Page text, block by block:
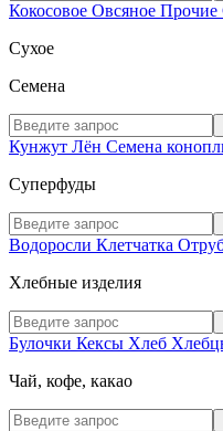
Кокосовое Овсяное Прочие
Сухое
Семена
Кунжут Лён Семена
Суперфуды
Водоросли Клетчатка
Хлебные изделия
Булочки Кексы Хлеб
Чай, кофе, какао